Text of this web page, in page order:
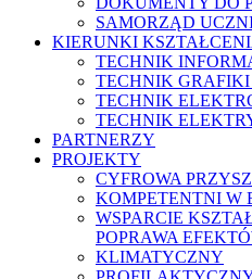
SAMORZĄD
KIERUNKI
TECHNIK
TECHNIK
TECHNIK
TECHNIK
PARTNERZY
PROJEKTY
CYFROWA
KOMPETENTNI W
WSPARCIE
POPRAWA
KLIMATYCZNY